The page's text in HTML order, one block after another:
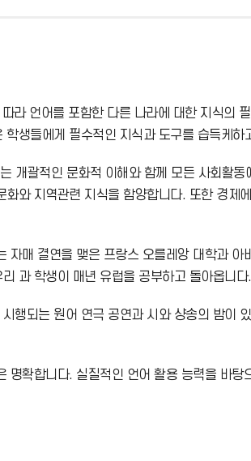
라 언어를 포함한 다른 나라에 대한 지식의
생들에게 필수적인 지식과 도구를 습득케
개괄적인 문화적 이해와 함께 모든 사회활
와 지역관련 지식을 함양합니다. 또한 경
매 결연을 맺은 프랑스 오를레앙 대학과
과 학생이 매년 유럽을 공부하고 돌아옵니다.
행되는 원어 연극 공연과 시와 샹송의 밤
확합니다. 실질적인 언어 활용 능력을 바